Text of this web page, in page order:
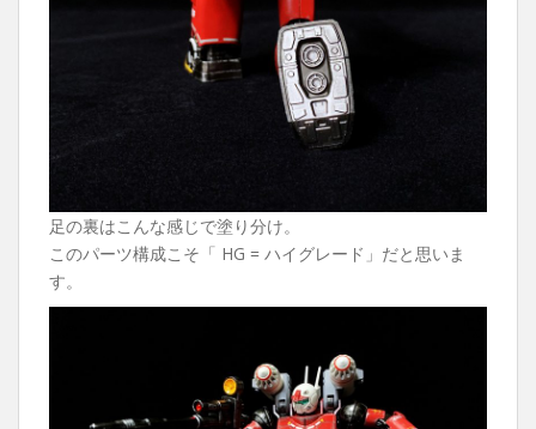
足の裏はこんな感じで塗り分け。
このパーツ構成こそ「 HG = ハイグレード」だと思いま
す。